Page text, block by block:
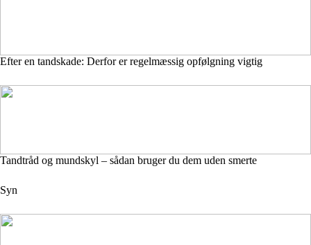
Efter en tandskade: Derfor er regelmæssig opfølgning vigtig
Tandtråd og mundskyl – sådan bruger du dem uden smerte
Syn